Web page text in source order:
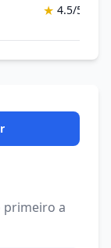
★ 4.5/5
primeiro a